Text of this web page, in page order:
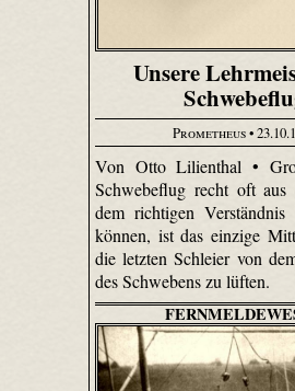
Unsere
Prometheus•
Von Otto Lilienthal •
Schwebeflug recht oft
dem richtigen Verständnis
können, ist das einzige
die letzten Schleier von
des Schwebens zu lüften.